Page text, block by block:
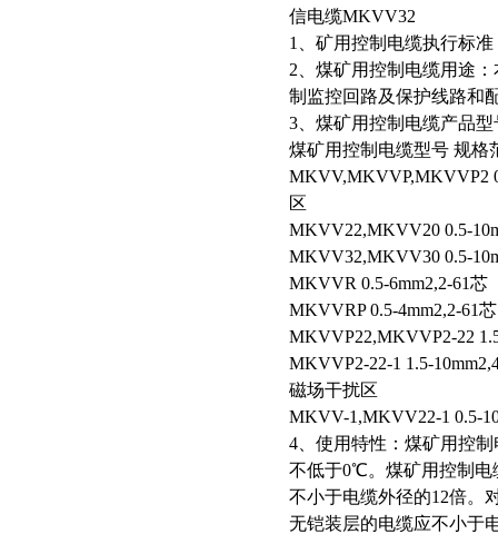
信电缆MKVV32
1、矿用控制电缆执行标准
2、煤矿用控制电缆用途
制监控回路及保护线路和
3、煤矿用控制电缆产品
煤矿用控制电缆型号 规格
MKVV,MKVVP,MKVVP2
区
MKVV22,MKVV20 0.5-
MKVV32,MKVV30 0.5-
MKVVR 0.5-6mm2,2-61芯
MKVVRP 0.5-4mm2,2-61芯
MKVVP22,MKVVP2-22
MKVVP2-22-1 1.5-
磁场干扰区
MKVV-1,MKVV22-1 0.5-
4、使用特性：煤矿用控
不低于0℃。煤矿用控制电
不小于电缆外径的12倍。
无铠装层的电缆应不小于